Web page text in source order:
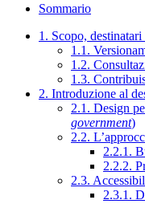
Sommario
1. Scopo,
1.1.
1.2.
1.3.
2. Introduzione al
2.1. Design
government)
2.2.
2.2.1.
2.2.2.
2.3.
2.3.1.